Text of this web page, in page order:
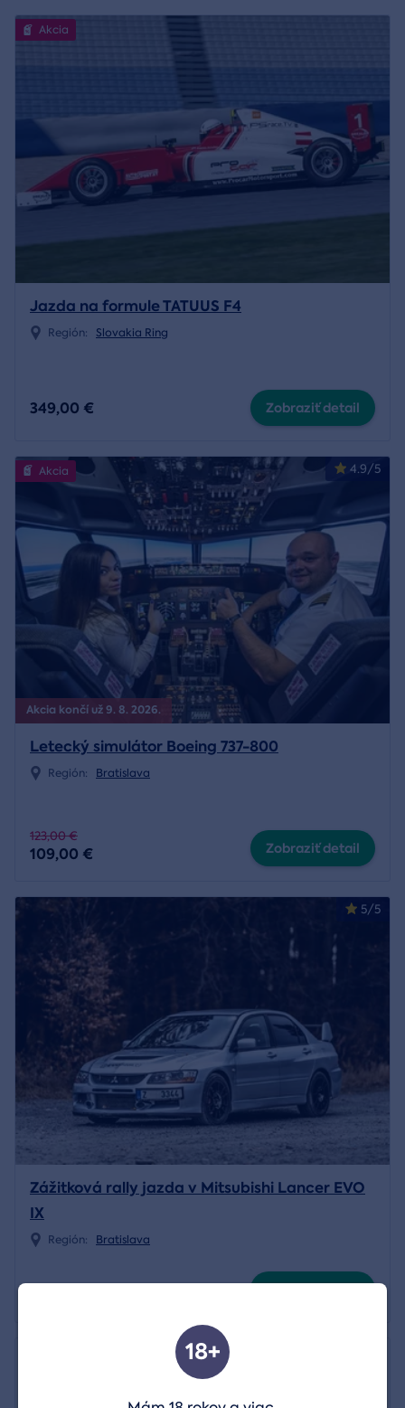
Akcia
Jazda na formule TATUUS F4
Región: Slovakia Ring
349,00 € Zobraziť detail
Akcia končí už 9. 8. 2026.
4.9/5
Akcia
Letecký simulátor Boeing 737-800
Región: Bratislava
123,00 €
109,00 € Zobraziť detail
5/5
Zážitková rally jazda v Mitsubishi Lancer EVO
IX
Región: Bratislava
90,00 €
18+